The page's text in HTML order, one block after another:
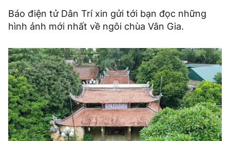
Báo điện tử Dân Trí xin gửi tới bạn đọc những
hình ảnh mới nhất về ngôi chùa Vân Gia.